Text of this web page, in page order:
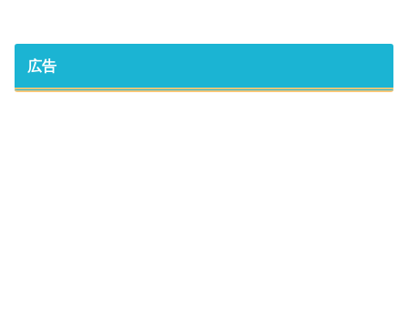
広告